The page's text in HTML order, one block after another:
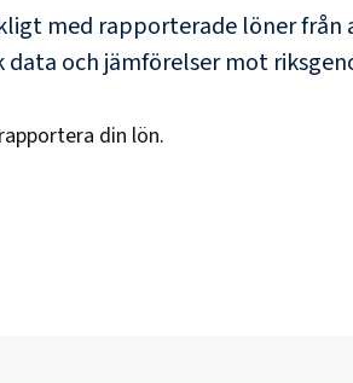
med rapporterade löner
och jämförelser mot
din lön.